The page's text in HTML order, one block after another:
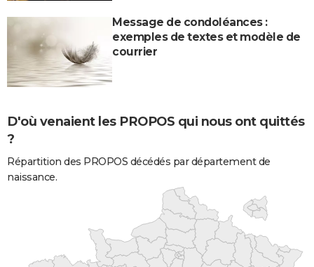
Message de condoléances :
exemples de textes et modèle de
courrier
D'où venaient les PROPOS qui nous ont quittés
?
Répartition des PROPOS décédés par département de
naissance.